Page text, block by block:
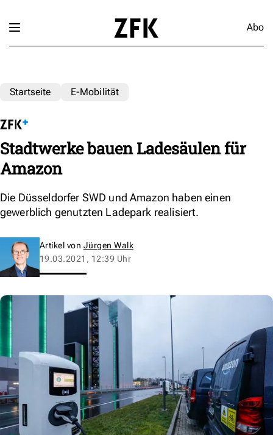
Abo
Startseite E-Mobilität
Stadtwerke bauen Ladesäulen für
Amazon
Die Düsseldorfer SWD und Amazon haben einen
gewerblich genutzten Ladepark realisiert.
Artikel von Jürgen Walk
19.03.2021, 12:39 Uhr